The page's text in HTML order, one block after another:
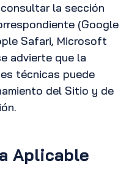
la sección
(Google
Safari, Microsoft
advierte que la
técnicas puede
del Sitio y de
Aplicable